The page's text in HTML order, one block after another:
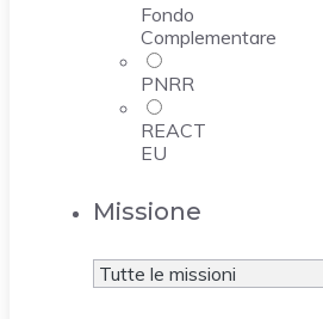
Fondo
Complementare
PNRR
REACT
EU
Missione